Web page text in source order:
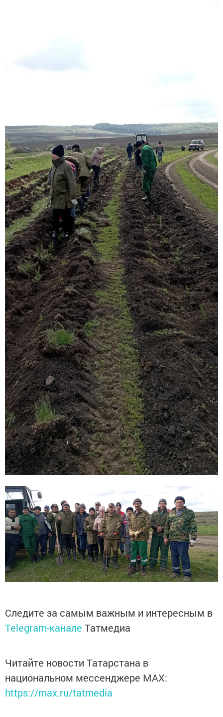
Следите за самым важным и интересным в
Telegram-канале Татмедиа
Читайте новости Татарстана в
национальном мессенджере MАХ:
https://max.ru/tatmedia